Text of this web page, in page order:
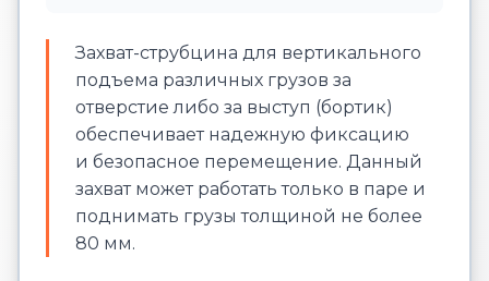
Захват-струбцина для вертикального
подъема различных грузов за
отверстие либо за выступ (бортик)
обеспечивает надежную фиксацию
и безопасное перемещение. Данный
захват может работать только в паре и
поднимать грузы толщиной не более
80 мм.